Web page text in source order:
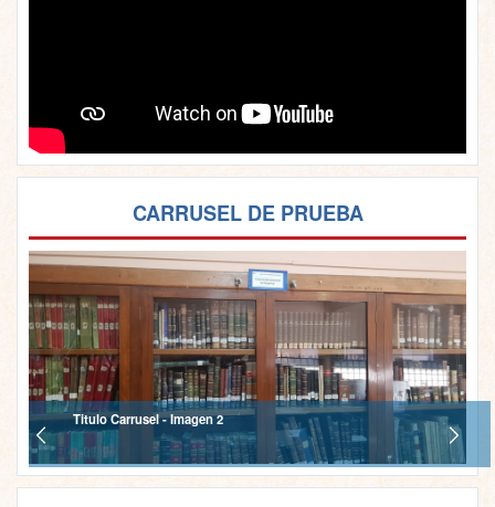
CARRUSEL DE PRUEBA
Titulo Carrusel - Imagen 2